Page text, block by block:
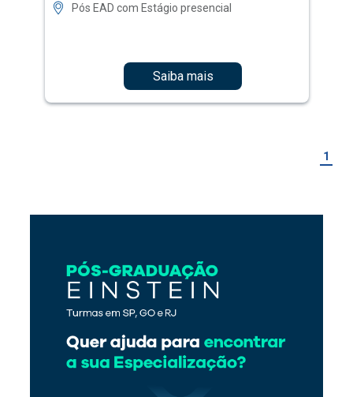
Pós EAD com Estágio presencial
Saiba mais
1